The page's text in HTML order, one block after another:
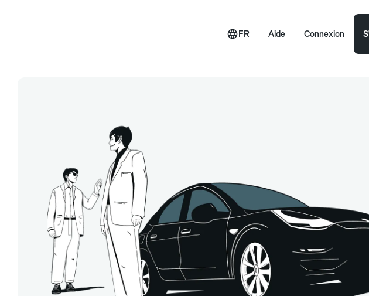
Aide
FR Connexion